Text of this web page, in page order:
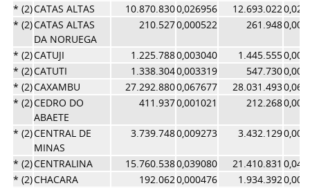
* (2)CATAS ALTAS 10.870.8300,026956 12.693.022
* (2)CATAS ALTAS
DA NORUEGA
210.5270,000522 261.948
* (2)CATUJI 1.225.7880,003040 1.445.555
* (2)CATUTI 1.338.3040,003319 547.730
* (2)CAXAMBU 27.292.8800,067677 28.031.493
* (2)CEDRO DO
ABAETE
411.9370,001021 212.268
* (2)CENTRAL DE
MINAS
3.739.7480,009273 3.432.129
* (2)CENTRALINA 15.760.5380,039080 21.410.831
* (2)CHACARA 192.0620,000476 1.934.392